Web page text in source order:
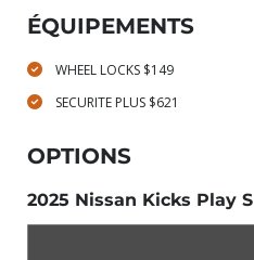
ÉQUIPEMENTS
WHEEL LOCKS $149
SECURITE PLUS $621
OPTIONS
2025 Nissan Kicks Play S